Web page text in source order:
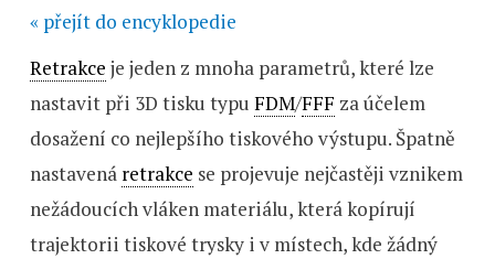
« přejít do encyklopedie
Retrakce je jeden z mnoha parametrů, které lze
nastavit při 3D tisku typu FDM/FFF za účelem
dosažení co nejlepšího tiskového výstupu. Špatně
nastavená retrakce se projevuje nejčastěji vznikem
nežádoucích vláken materiálu, která kopírují
trajektorii tiskové trysky i v místech, kde žádný